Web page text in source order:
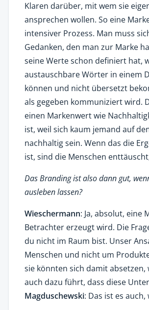
Klaren darüber, mit wem sie
ansprechen wollen. So eine
intensiver Prozess. Man muss
Gedanken, den man zur Marke
seine Werte schon definiert hat,
austauschbare Wörter in einem
können und nicht übersetzt
als gegeben kommuniziert wird.
einen Markenwert wie
ist, weil sich kaum jemand auf
nachhaltig sein. Wenn das die
ist, sind die Menschen
Das Branding ist also dann gut,
ausleben lassen?
Wieschermann: Ja, absolut, eine
Betrachter erzeugt wird. Die
du nicht im Raum bist. Unser
Menschen und nicht um
sie könnten sich damit
auch dazu führt, dass diese
Magduschewski: Das ist es